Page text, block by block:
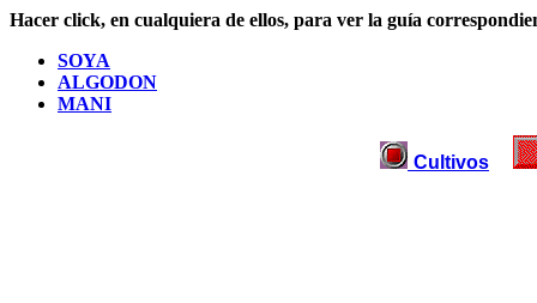
Hacer click, en cualquiera de ellos, para ver la guía
SOYA
ALGODON
MANI
Cultivos